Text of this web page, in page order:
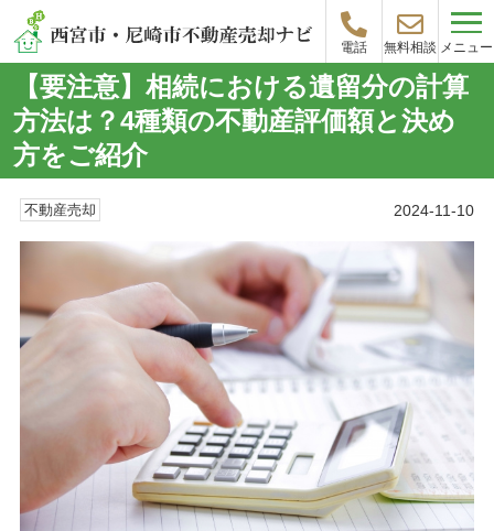
電話 無料相談 メニュー
【要注意】相続における遺留分の計算
方法は？4種類の不動産評価額と決め
方をご紹介
不動産売却 2024-11-10